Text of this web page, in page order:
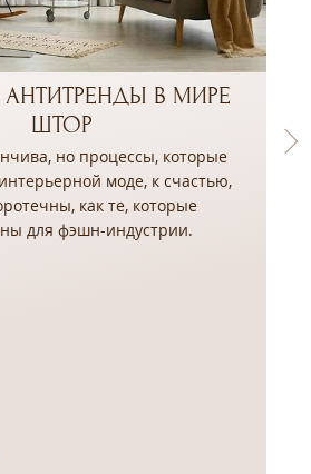
В МИРЕ
ШТОР
но процессы, которые
моде, к счастью,
как те, которые
для фэшн-индустрии.